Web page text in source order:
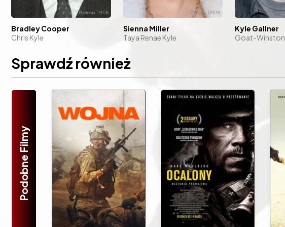
Bradley Cooper
Chris Kyle
Sienna Miller
Taya Renae Kyle
Kyle Gallner
Goat-Winston
Sprawdź również
Podobne Filmy